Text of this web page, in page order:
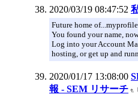
2020/03/19 08:47:52
Future home
You found your name,
Log into your Account
hosting, or get up and
2020/01/17 13:08:00
報 - SEM リサーチ